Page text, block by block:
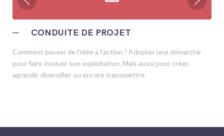
─ CONDUITE DE PROJET
Comment passer de l’idée à l’action ? Adopter une démarche
pour faire évoluer son exploitation. Mais aussi pour créer,
agrandir, diversifier ou encore transmettre.